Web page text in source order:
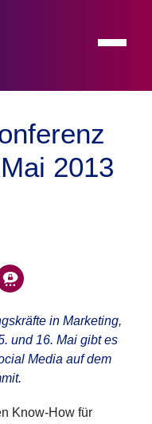
Toggle
2013
in Marketing,
und 16. Mai gibt es
Media auf dem
Know-How für